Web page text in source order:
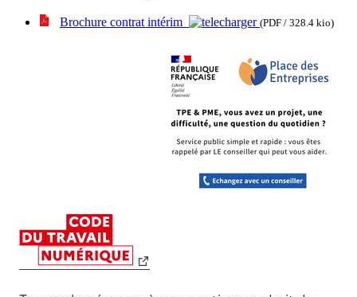
Brochure contrat intérim (PDF / 328.4 kio)